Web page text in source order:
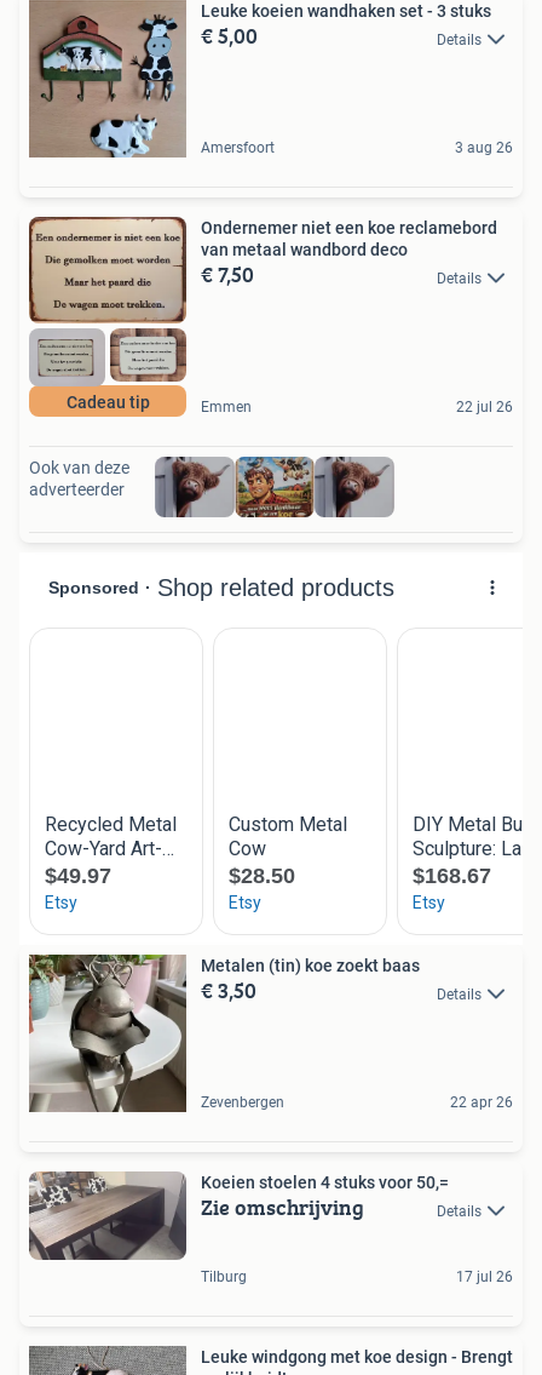
Leuke koeien wandhaken set - 3 stuks
€ 5,00 Details
Amersfoort 3 aug 26
Cadeau tip
Ondernemer niet een koe reclamebord
van metaal wandbord deco
€ 7,50 Details
Emmen 22 jul 26
Ook van deze
adverteerder
Metalen (tin) koe zoekt baas
€ 3,50 Details
Zevenbergen 22 apr 26
Koeien stoelen 4 stuks voor 50,=
Zie omschrijving Details
Tilburg 17 jul 26
Leuke windgong met koe design - Brengt